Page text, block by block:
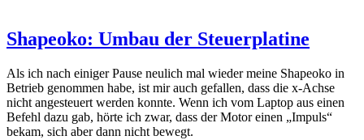
Shapeoko: Umbau der Steuerplatine
Als ich nach einiger Pause neulich mal wieder meine Shapeoko in
Betrieb genommen habe, ist mir auch gefallen, dass die x-Achse
nicht angesteuert werden konnte. Wenn ich vom Laptop aus einen
Befehl dazu gab, hörte ich zwar, dass der Motor einen „Impuls“
bekam, sich aber dann nicht bewegt.